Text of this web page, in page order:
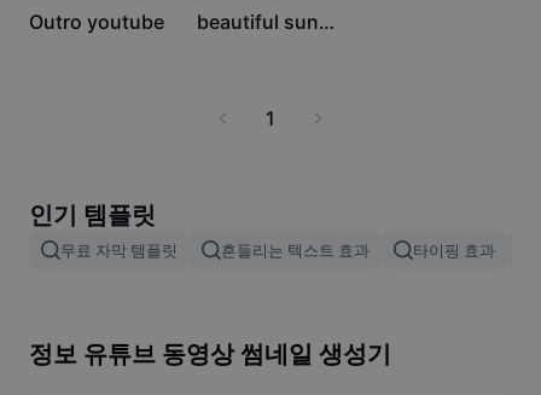
이미지 병합
이미지 비율 조정
258
Outro youtube 10 beautiful sunset
1
인기 템플릿
무료 자막 템플릿 흔들리는 텍스트 효과 타이핑 효과
정보 유튜브 동영상 썸네일 생성기